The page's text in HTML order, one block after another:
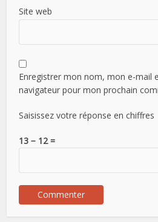
Site web
Enregistrer mon nom, mon e-mail
navigateur pour mon prochain
Saisissez votre réponse en chiffres
13 − 12 =